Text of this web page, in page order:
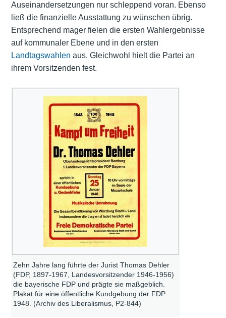
Auseinandersetzungen nur schleppend voran. Ebenso
ließ die finanzielle Ausstattung zu wünschen übrig.
Entsprechend mager fielen die ersten Wahlergebnisse
auf kommunaler Ebene und in den ersten
Landtagswahlen aus. Gleichwohl hielt die Partei an
ihrem Vorsitzenden fest.
Zehn Jahre lang führte der Jurist Thomas Dehler
(FDP, 1897-1967, Landesvorsitzender 1946-1956)
die bayerische FDP und prägte sie maßgeblich.
Plakat für eine öffentliche Kundgebung der FDP
1948. (Archiv des Liberalismus, P2-844)